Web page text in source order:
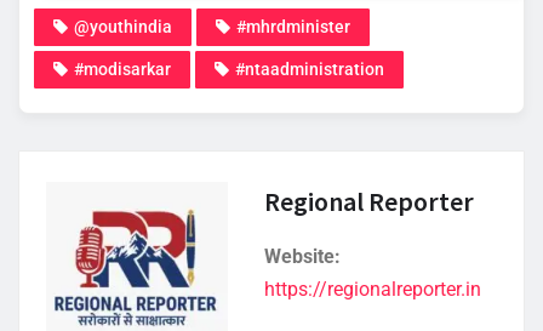
@youthindia #mhrdminister
#modisarkar #ntaadministration
Regional Reporter
Website:
https://regionalreporter.in